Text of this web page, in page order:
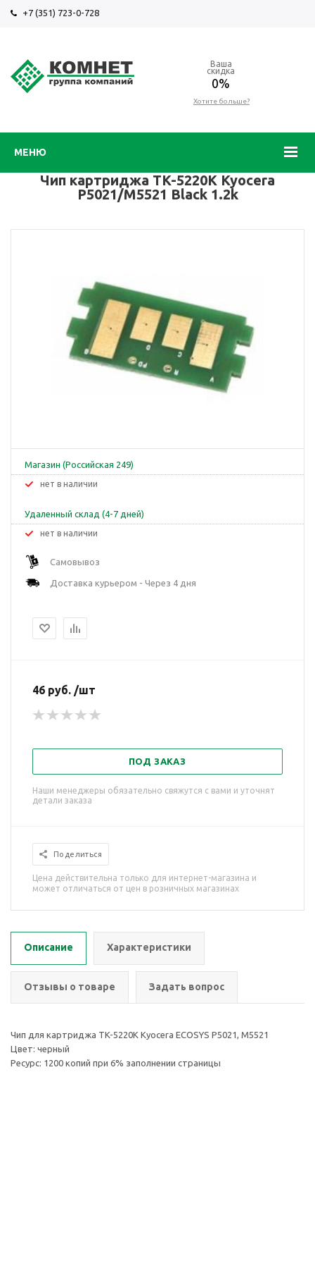
+7 (351) 723-0-728
МЕНЮ
Ваша
скидка
0%
Хотите больше?
Чип картриджа TK-5220K Kyocera
P5021/M5521 Black 1.2k
Магазин (Российская 249)
Нет в наличии
Удаленный склад (4-7 дней)
Нет в наличии
Самовывоз
Доставка курьером - Через 4 дня
46 руб. /шт
ПОД ЗАКАЗ
Наши менеджеры обязательно свяжутся с вами и уточнят
детали заказа
Поделиться
Цена действительна только для интернет-магазина и
может отличаться от цен в розничных магазинах
Описание Характеристики
Отзывы о товаре Задать вопрос
Чип для картриджа TK-5220K Kyocera ECOSYS P5021, M5521
Цвет: черный
Ресурс: 1200 копий при 6% заполнении страницы